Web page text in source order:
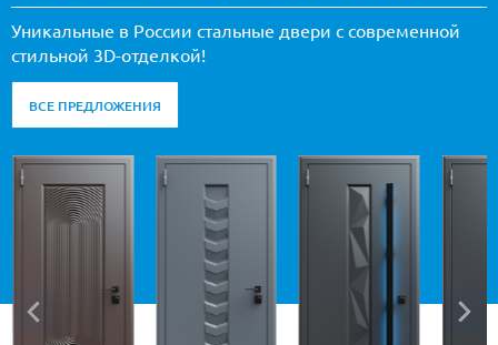
Уникальные в России стальные двери с современной
стильной 3D-отделкой!
ВСЕ ПРЕДЛОЖЕНИЯ